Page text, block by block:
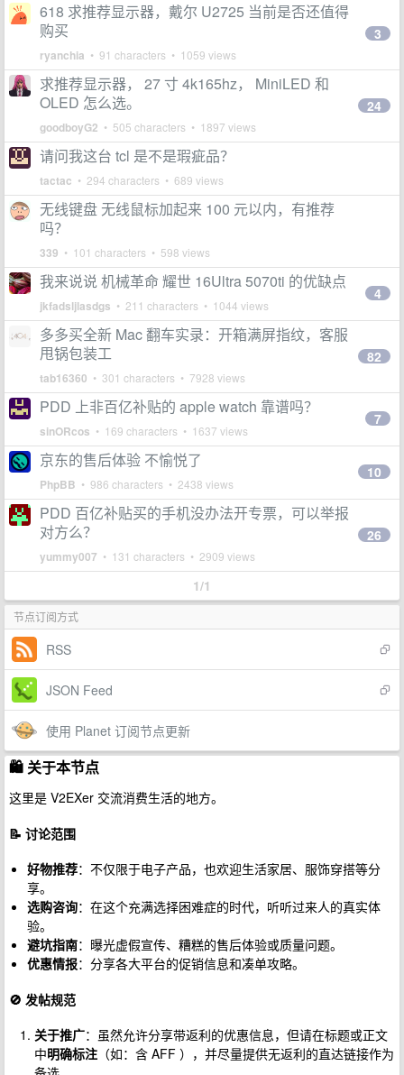
618 求推荐显示器，戴尔 U2725 当前是否还值得
购买
ryanchia • 91 characters • 1059 views
3
求推荐显示器， 27 寸 4k165hz， MiniLED 和
OLED 怎么选。
goodboyG2 • 505 characters • 1897 views
24
请问我这台 tcl 是不是瑕疵品？
tactac • 294 characters • 689 views
无线键盘 无线鼠标加起来 100 元以内，有推荐
吗？
339 • 101 characters • 598 views
我来说说 机械革命 耀世 16Ultra 5070ti 的优缺点
jkfadsljlasdgs • 211 characters • 1044 views
4
多多买全新 Mac 翻车实录：开箱满屏指纹，客服
甩锅包装工
tab16360 • 301 characters • 7928 views
82
PDD 上非百亿补贴的 apple watch 靠谱吗？
sinORcos • 169 characters • 1637 views
7
京东的售后体验 不愉悦了
PhpBB • 986 characters • 2438 views
10
PDD 百亿补贴买的手机没办法开专票，可以举报
对方么？
yummy007 • 131 characters • 2909 views
26
1/1
节点订阅方式
RSS
JSON Feed
使用 Planet 订阅节点更新
🛍️ 关于本节点
这里是 V2EXer 交流消费生活的地方。
📝 讨论范围
好物推荐：不仅限于电子产品，也欢迎生活家居、服饰穿搭等分
享。
选购咨询：在这个充满选择困难症的时代，听听过来人的真实体
验。
避坑指南：曝光虚假宣传、糟糕的售后体验或质量问题。
优惠情报：分享各大平台的促销信息和凑单攻略。
🚫 发帖规范
关于推广：虽然允许分享带返利的优惠信息，但请在标题或正文
中明确标注 （如：含 AFF ），并尽量提供无返利的直达链接作为